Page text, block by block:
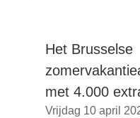
Het Brusselse
met 4.000
Vrijdag 10 april